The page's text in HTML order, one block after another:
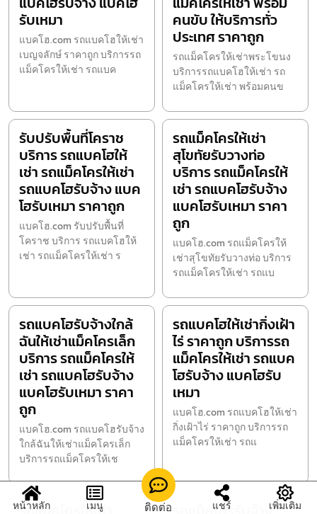
รับเหมา
แบคโฮ.com รถแบคโฮให้เช่า
เบญจลักษ์ ราคาถูก บริการรถ
แม็คโครให้เช่า รถแบค
คนขับ ให้บริการทั่ว
ประเทศ ราคาถูก
รถแม็คโครให้เช่าพระโขนง
บริการรถแบคโฮให้เช่า รถ
แม็คโครให้เช่า พร้อมคนข
รับปรับพื้นที่โคราช
บริการ รถแบคโฮให้
เช่า รถแม็คโครให้เช่า
รถแบคโฮรับจ้าง แบค
โฮรับเหมา ราคาถูก
แบคโฮ.com รับปรับพื้นที่
โคราช บริการ รถแบคโฮให้
เช่า รถแม็คโครให้เช่า ร
รถแม็คโครให้เช่า
สุโขทัยรับวางท่อ
บริการ รถแม็คโครให้
เช่า รถแบคโฮรับจ้าง
แบคโฮรับเหมา ราคา
ถูก
แบคโฮ.com รถแม็คโครให้
เช่าสุโขทัยรับวางท่อ บริการ
รถแม็คโครให้เช่า รถแบ
รถแบคโฮรับจ้างใกล้
ฉันให้เช่าแม็คโครเล็ก
บริการ รถแม็คโครให้
เช่า รถแบคโฮรับจ้าง
แบคโฮรับเหมา ราคา
ถูก
แบคโฮ.com รถแบคโฮรับจ้าง
ใกล้ฉันให้เช่าแม็คโครเล็ก
บริการรถแม็คโครให้เช
รถแบคโฮให้เช่ากิ่งเฝ้า
ไร่ ราคาถูก บริการรถ
แม็คโครให้เช่า รถแบค
โฮรับจ้าง แบคโฮรับ
เหมา
แบคโฮ.com รถแบคโฮให้เช่า
กิ่งเฝ้าไร่ ราคาถูก บริการรถ
แม็คโครให้เช่า รถแ
หน้าหลัก เมนู ติดต่อ แชร์ เพิ่มเติม